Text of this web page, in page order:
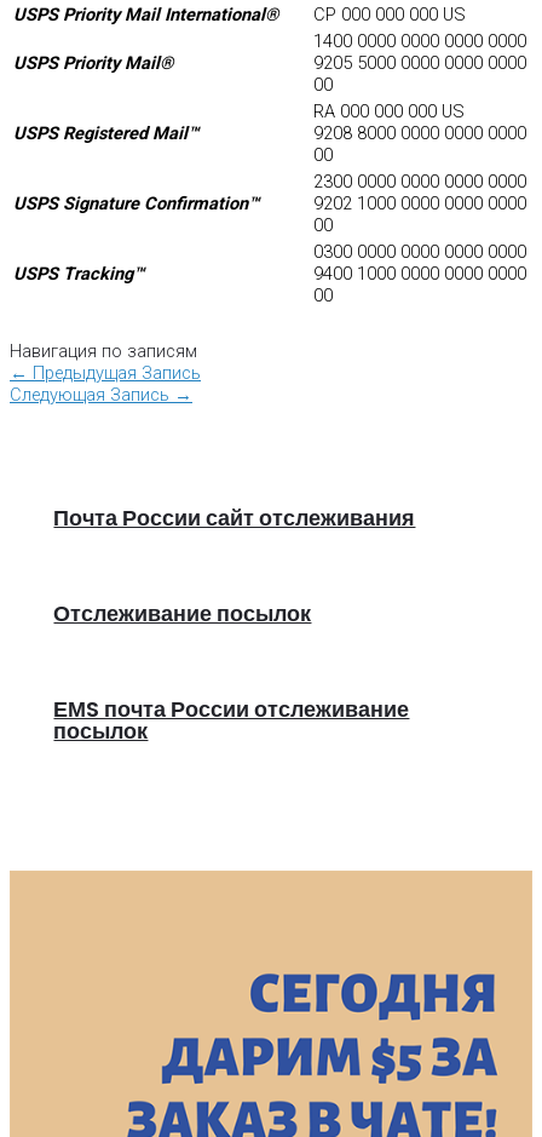
USPS Priority Mail International®
CP 000 000 000 US
USPS Priority Mail®
1400 0000 0000 0000 0000
9205 5000 0000 0000 0000
00
USPS Registered Mail™
RA 000 000 000 US
9208 8000 0000 0000 0000
00
USPS Signature Confirmation™
2300 0000 0000 0000 0000
9202 1000 0000 0000 0000
00
USPS Tracking™
0300 0000 0000 0000 0000
9400 1000 0000 0000 0000
00
Навигация по записям
← Предыдущая Запись
Следующая Запись →
Почта России сайт отслеживания
Отслеживание посылок
ЕМS почта России отслеживание
посылок